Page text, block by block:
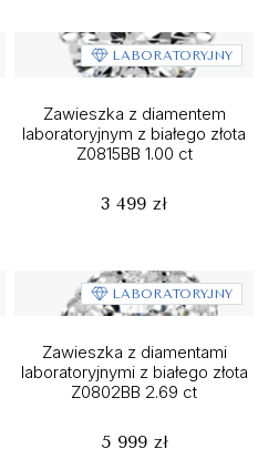
LABORATORYJNY
Zawieszka z diamentem
laboratoryjnym z białego złota
Z0815BB 1.00 ct
3 499 zł
LABORATORYJNY
Zawieszka z diamentami
laboratoryjnymi z białego złota
Z0802BB 2.69 ct
5 999 zł